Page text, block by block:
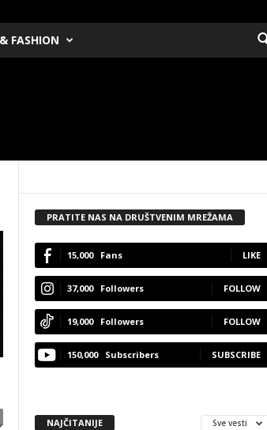
FASHION
PRATITE NAS NA DRUŠTVENIM MREŽAMA
15,000 Fans LIKE
37,000 Followers FOLLOW
19,000 Followers FOLLOW
150,000 Subscribers SUBSCRIBE
NAJČITANIJE Sve vesti